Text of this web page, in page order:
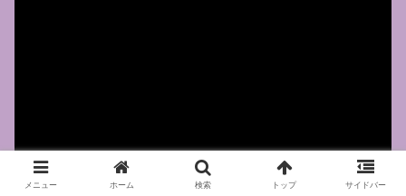
メニュー ホーム 検索 トップ サイドバー